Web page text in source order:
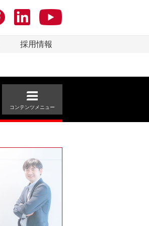
採用情報
コンテンツメニュー